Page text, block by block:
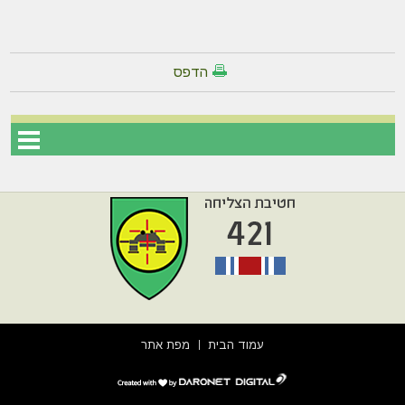
הדפס
עמוד הבית מפת אתר
דרונט